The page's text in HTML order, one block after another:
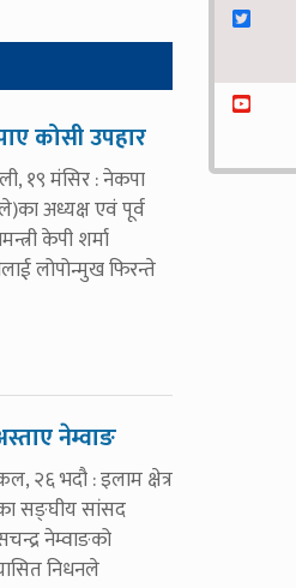
कोसी उपहार
१९ मंसिर : नेकपा
अध्यक्ष एवं पूर्व
केपी शर्मा
लोपोन्मुख फिरन्ते
नेम्वाङ
२६ भदौ : इलाम क्षेत्र
सङ्घीय सांसद
नेम्वाङको
निधनले